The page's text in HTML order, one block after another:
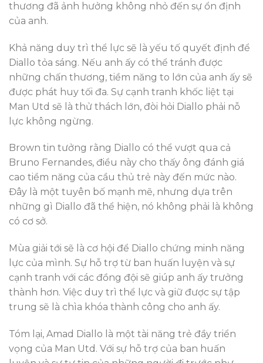
thương đã ảnh hưởng không nhỏ đến sự ổn định
của anh.
Khả năng duy trì thể lực sẽ là yếu tố quyết định để
Diallo tỏa sáng. Nếu anh ấy có thể tránh được
những chấn thương, tiềm năng to lớn của anh ấy sẽ
được phát huy tối đa. Sự cạnh tranh khốc liệt tại
Man Utd sẽ là thử thách lớn, đòi hỏi Diallo phải nỗ
lực không ngừng.
Brown tin tưởng rằng Diallo có thể vượt qua cả
Bruno Fernandes, điều này cho thấy ông đánh giá
cao tiềm năng của cầu thủ trẻ này đến mức nào.
Đây là một tuyên bố mạnh mẽ, nhưng dựa trên
những gì Diallo đã thể hiện, nó không phải là không
có cơ sở.
Mùa giải tới sẽ là cơ hội để Diallo chứng minh năng
lực của mình. Sự hỗ trợ từ ban huấn luyện và sự
cạnh tranh với các đồng đội sẽ giúp anh ấy trưởng
thành hơn. Việc duy trì thể lực và giữ được sự tập
trung sẽ là chìa khóa thành công cho anh ấy.
Tóm lại, Amad Diallo là một tài năng trẻ đầy triển
vọng của Man Utd. Với sự hỗ trợ của ban huấn